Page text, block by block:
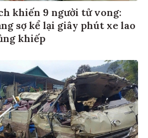
khiến 9 người tử vong:
sợ kể lại giây phút xe lao
khiếp